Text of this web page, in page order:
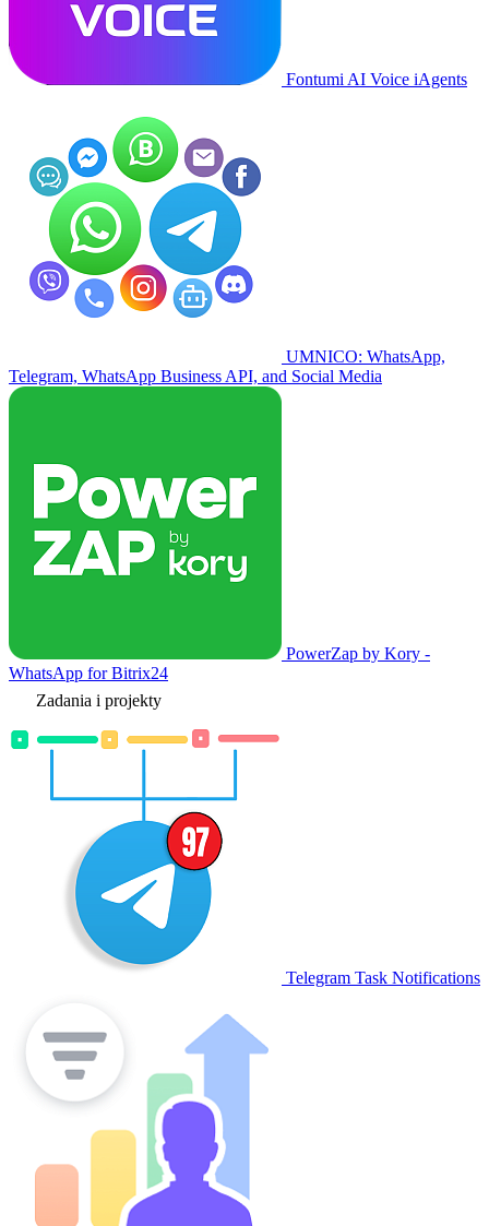
Fontumi AI Voice iAgents
UMNICO: WhatsApp,
Telegram, WhatsApp Business API, and Social Media
PowerZap by Kory -
WhatsApp for Bitrix24
Zadania i projekty
Telegram Task Notifications